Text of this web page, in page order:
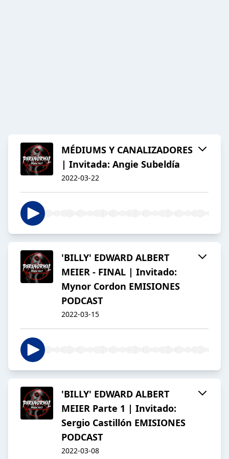
MÉDIUMS Y CANALIZADORES
| Invitada: Angie Subeldía
2022-03-22
'BILLY' EDWARD ALBERT
MEIER - FINAL | Invitado:
Mynor Cordon EMISIONES
PODCAST
2022-03-15
'BILLY' EDWARD ALBERT
MEIER Parte 1 | Invitado:
Sergio Castillón EMISIONES
PODCAST
2022-03-08